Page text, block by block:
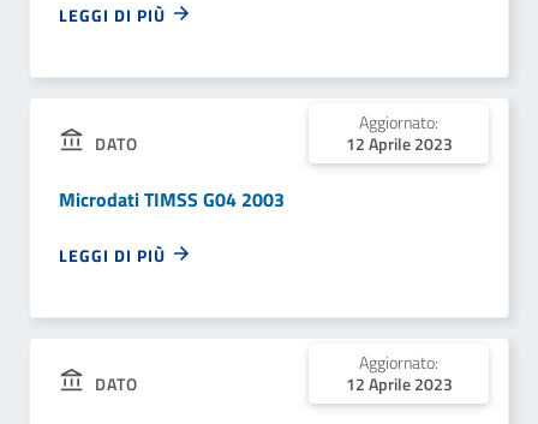
LEGGI DI PIÙ
DATO
Aggiornato:
12 Aprile 2023
Microdati TIMSS G04 2003
LEGGI DI PIÙ
DATO
Aggiornato:
12 Aprile 2023